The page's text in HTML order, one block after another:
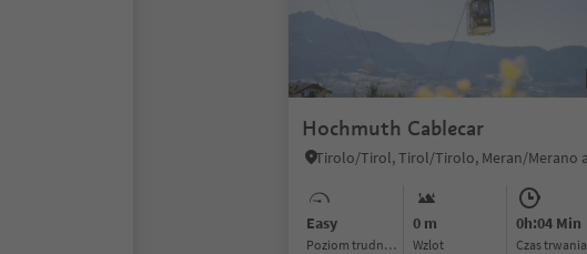
Hochmuth Cablecar
Easy
Poziom trudności
0 m
Wzlot
0h:04 Min
czas trwania